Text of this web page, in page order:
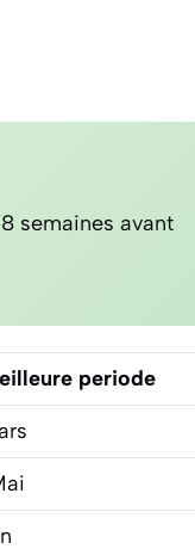
semaines avant
periode